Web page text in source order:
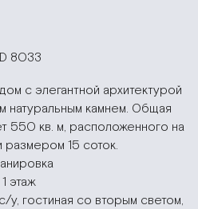
8033
с элегантной архитектурой
натуральным камнем. Общая
550 кв. м, расположенного на
размером 15 соток.
1 этаж
у, гостиная со вторым светом,